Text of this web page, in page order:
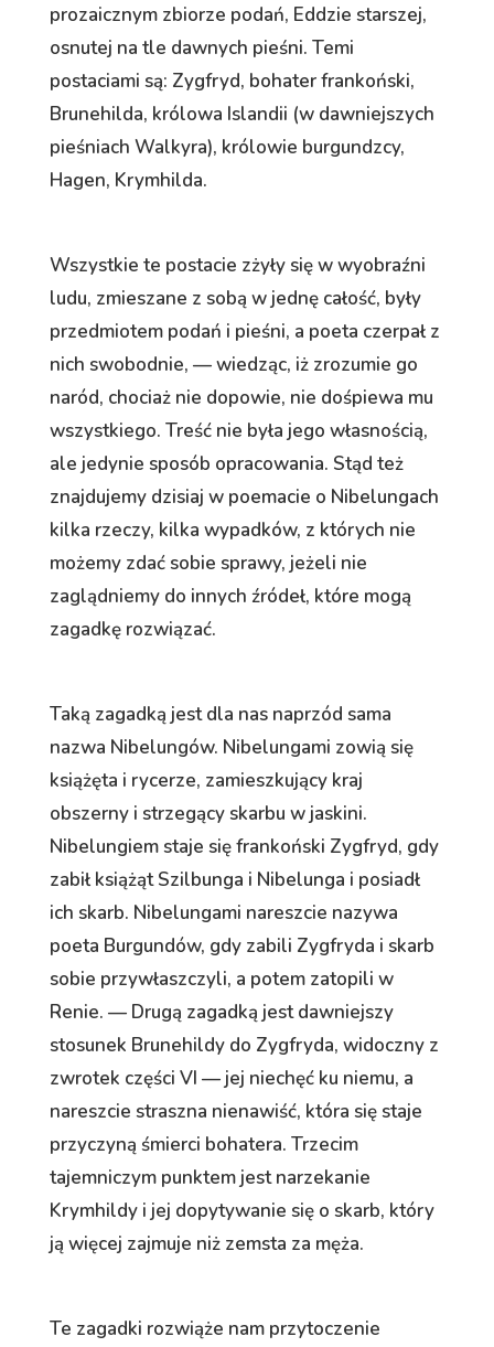
prozaicznym zbiorze podań, Eddzie starszej,
osnutej na tle dawnych pieśni. Temi
postaciami są: Zygfryd, bohater frankoński,
Brunehilda, królowa Islandii (w dawniejszych
pieśniach Walkyra), królowie burgundzcy,
Hagen, Krymhilda.
Wszystkie te postacie zżyły się w wyobraźni
ludu, zmieszane z sobą w jednę całość, były
przedmiotem podań i pieśni, a poeta czerpał z
nich swobodnie, — wiedząc, iż zrozumie go
naród, chociaż nie dopowie, nie dośpiewa mu
wszystkiego. Treść nie była jego własnością,
ale jedynie sposób opracowania. Stąd też
znajdujemy dzisiaj w poemacie o Nibelungach
kilka rzeczy, kilka wypadków, z których nie
możemy zdać sobie sprawy, jeżeli nie
zaglądniemy do innych źródeł, które mogą
zagadkę rozwiązać.
Taką zagadką jest dla nas naprzód sama
nazwa Nibelungów. Nibelungami zowią się
książęta i rycerze, zamieszkujący kraj
obszerny i strzegący skarbu w jaskini.
Nibelungiem staje się frankoński Zygfryd, gdy
zabił książąt Szilbunga i Nibelunga i posiadł
ich skarb. Nibelungami nareszcie nazywa
poeta Burgundów, gdy zabili Zygfryda i skarb
sobie przywłaszczyli, a potem zatopili w
Renie. — Drugą zagadką jest dawniejszy
stosunek Brunehildy do Zygfryda, widoczny z
zwrotek części VI — jej niechęć ku niemu, a
nareszcie straszna nienawiść, która się staje
przyczyną śmierci bohatera. Trzecim
tajemniczym punktem jest narzekanie
Krymhildy i jej dopytywanie się o skarb, który
ją więcej zajmuje niż zemsta za męża.
Te zagadki rozwiąże nam przytoczenie